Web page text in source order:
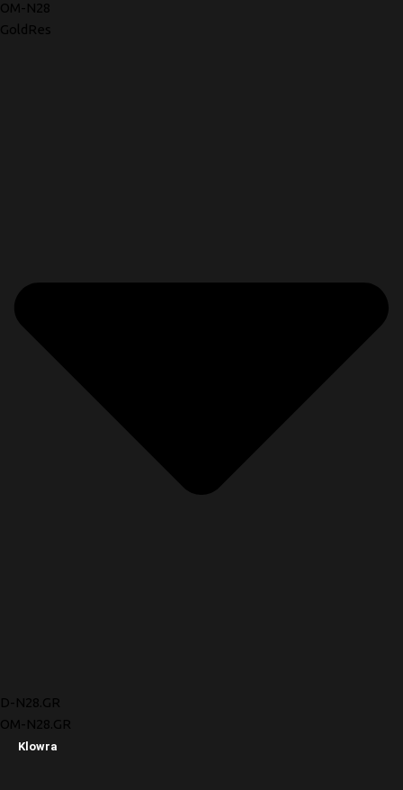
OM-N28
GoldRes
D-N28.GR
OM-N28.GR
Klowra